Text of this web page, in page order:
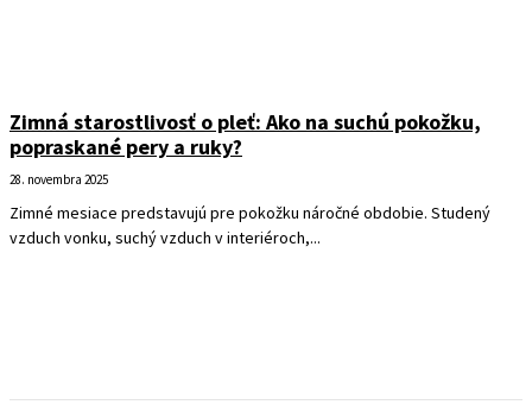
Zimná starostlivosť o pleť: Ako na suchú pokožku,
popraskané pery a ruky?
28. novembra 2025
Zimné mesiace predstavujú pre pokožku náročné obdobie. Studený
vzduch vonku, suchý vzduch v interiéroch,...